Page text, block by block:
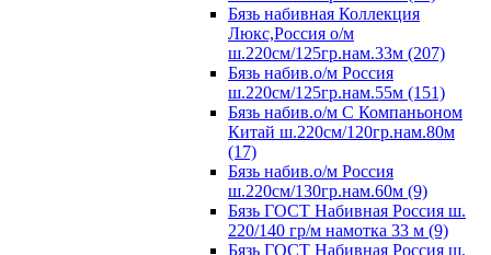
Бязь набивная Коллекция
Люкс,Россия о/м
ш.220см/125гр.нам.33м (207)
Бязь набив.о/м Россия
ш.220см/125гр.нам.55м (151)
Бязь набив.о/м С Компаньоном
Китай ш.220см/120гр.нам.80м
(17)
Бязь набив.о/м Россия
ш.220см/130гр.нам.60м (9)
Бязь ГОСТ Набивная Россия ш.
220/140 гр/м намотка 33 м (9)
Бязь ГОСТ Набивная Россия ш.